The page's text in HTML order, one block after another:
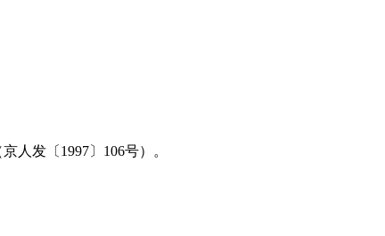
人发〔1997〕106号）。